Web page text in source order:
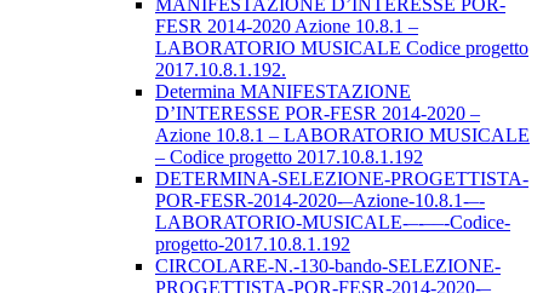
MANIFESTAZIONE D’INTERESSE POR-
FESR 2014-2020 Azione 10.8.1 –
LABORATORIO MUSICALE Codice progetto
2017.10.8.1.192.
Determina MANIFESTAZIONE
D’INTERESSE POR-FESR 2014-2020 –
Azione 10.8.1 – LABORATORIO MUSICALE
– Codice progetto 2017.10.8.1.192
DETERMINA-SELEZIONE-PROGETTISTA-
POR-FESR-2014-2020-–Azione-10.8.1-–-
LABORATORIO-MUSICALE-–-––-Codice-
progetto-2017.10.8.1.192
CIRCOLARE-N.-130-bando-SELEZIONE-
PROGETTISTA-POR-FESR-2014-2020-–